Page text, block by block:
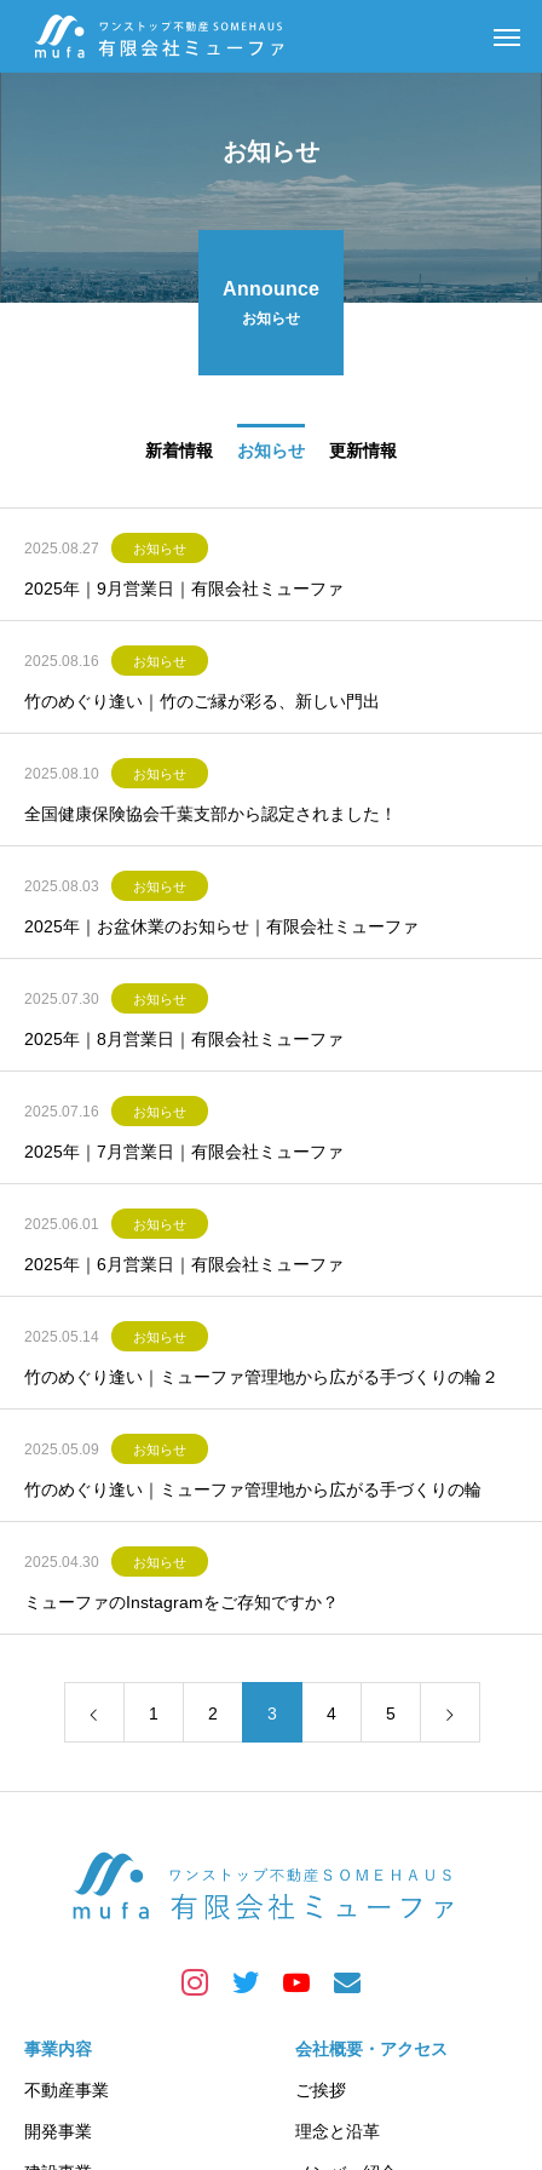
お知らせ
Announce
お知らせ
新着情報 お知らせ 更新情報
2025.08.27 お知らせ
2025年｜9月営業日｜有限会社ミューファ
2025.08.16 お知らせ
竹のめぐり逢い｜竹のご縁が彩る、新しい門出
2025.08.10 お知らせ
全国健康保険協会千葉支部から認定されました！
2025.08.03 お知らせ
2025年｜お盆休業のお知らせ｜有限会社ミューファ
2025.07.30 お知らせ
2025年｜8月営業日｜有限会社ミューファ
2025.07.16 お知らせ
2025年｜7月営業日｜有限会社ミューファ
2025.06.01 お知らせ
2025年｜6月営業日｜有限会社ミューファ
2025.05.14 お知らせ
竹のめぐり逢い｜ミューファ管理地から広がる手づくりの輪２
2025.05.09 お知らせ
竹のめぐり逢い｜ミューファ管理地から広がる手づくりの輪
2025.04.30 お知らせ
ミューファのInstagramをご存知ですか？
1 2 3 4 5
事業内容
不動産事業
開発事業
会社概要・アクセス
ご挨拶
理念と沿革